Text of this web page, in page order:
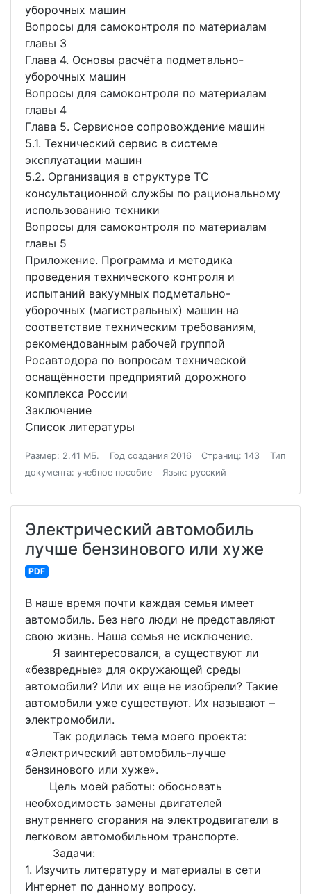
уборочных машин
Вопросы для самоконтроля по материалам
главы 3
Глава 4. Основы расчёта подметально-
уборочных машин
Вопросы для самоконтроля по материалам
главы 4
Глава 5. Сервисное сопровождение машин
5.1. Технический сервис в системе
эксплуатации машин
5.2. Организация в структуре ТС
консультационной службы по рациональному
использованию техники
Вопросы для самоконтроля по материалам
главы 5
Приложение. Программа и методика
проведения технического контроля и
испытаний вакуумных подметально-
уборочных (магистральных) машин на
соответствие техническим требованиям,
рекомендованным рабочей группой
Росавтодора по вопросам технической
оснащённости предприятий дорожного
комплекса России
Заключение
Список литературы
Размер: 2.41 МБ. Год создания 2016 Страниц: 143
Тип
документа: учебное пособие
Язык: русский
Электрический автомобиль
лучше бензинового или хуже
PDF
В наше время почти каждая семья имеет
автомобиль. Без него люди не представляют
свою жизнь. Наша семья не исключение.
Я заинтересовался, а существуют ли
«безвредные» для окружающей среды
автомобили? Или их еще не изобрели? Такие
автомобили уже существуют. Их называют –
электромобили.
Так родилась тема моего проекта:
«Электрический автомобиль-лучше
бензинового или хуже».
Цель моей работы: обосновать
необходимость замены двигателей
внутреннего сгорания на электродвигатели в
легковом автомобильном транспорте.
Задачи:
1. Изучить литературу и материалы в сети
Интернет по данному вопросу.